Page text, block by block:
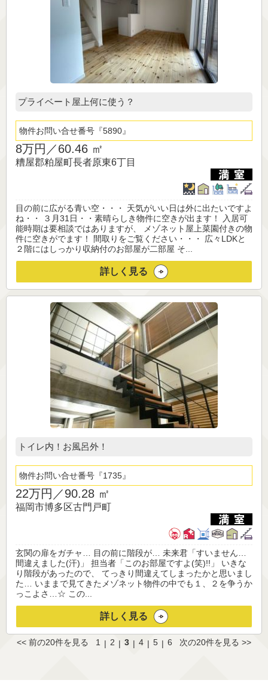
プライベート屋上何に使う？
物件お問い合せ番号 5890
8万円／60.46 ㎡
糟屋郡粕屋町長者原東6丁目
目の前に広がる青い空・・・ 天気がいい日は外に出たいですよ
ね・・ ３月31日・・素晴らしき物件に空きが出ます！ 入居可
能時期は要相談ではありますが、 メゾネット屋上菜園付きの物
件に空きがでます！ 間取りをご覧ください・・・ 広々LDKと
２階にはしっかり収納付のお部屋が二部屋 そ...
詳しく見る
トイレ内！お風呂外！
物件お問い合せ番号 1735
22万円／90.28 ㎡
福岡市博多区古門戸町
玄関の扉をガチャ… 目の前に階段が… 未来君「すいません…
間違えました(汗)」 担当者「このお部屋ですよ(笑)!!」 いきな
り階段があったので、 てっきり間違えてしまったかと思いまし
た… いままで見てきたメゾネット物件の中でも１、２を争うか
っこよさ…☆ この...
詳しく見る
<< 前の20件を見る 1 | 2 | 3 | 4 | 5 | 6 次の20件を見る >>